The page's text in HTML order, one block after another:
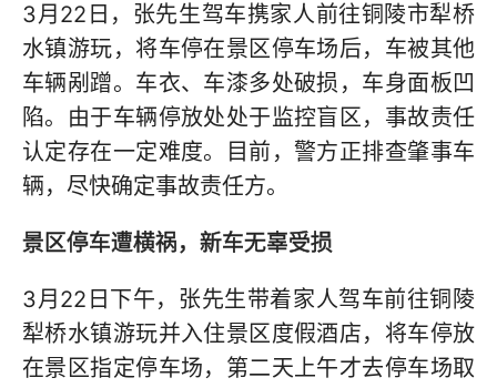
3月22日，张先生驾车携家人前往铜陵市犁桥
水镇游玩，将车停在景区停车场后，车被其他
车辆剐蹭。车衣、车漆多处破损，车身面板凹
陷。由于车辆停放处处于监控盲区，事故责任
认定存在一定难度。目前，警方正排查肇事车
辆，尽快确定事故责任方。
景区停车遭横祸，新车无辜受损
3月22日下午，张先生带着家人驾车前往铜陵
犁桥水镇游玩并入住景区度假酒店，将车停放
在景区指定停车场，第二天上午才去停车场取